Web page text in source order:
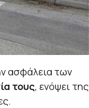
ασφάλεια των
τους, ενόψει της